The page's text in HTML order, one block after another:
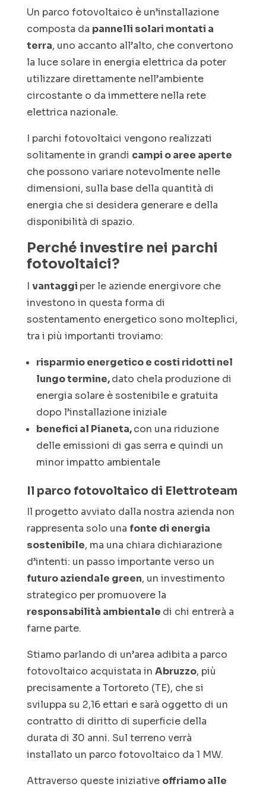
Un parco fotovoltaico è un’installazione
composta da pannelli solari montati a
terra, uno accanto all’alto, che convertono
la luce solare in energia elettrica da poter
utilizzare direttamente nell’ambiente
circostante o da immettere nella rete
elettrica nazionale.
I parchi fotovoltaici vengono realizzati
solitamente in grandi campi o aree aperte
che possono variare notevolmente nelle
dimensioni, sulla base della quantità di
energia che si desidera generare e della
disponibilità di spazio.
Perché investire nei parchi
fotovoltaici?
I vantaggi per le aziende energivore che
investono in questa forma di
sostentamento energetico sono molteplici,
tra i più importanti troviamo:
risparmio energetico e costi ridotti nel
lungo termine,dato chela produzione di
energia solare è sostenibile e gratuita
dopo l’installazione iniziale
benefici al Pianeta,con una riduzione
delle emissioni di gas serra e quindi un
minor impatto ambientale
Il parco fotovoltaico di Elettroteam
Il progetto avviato dalla nostra azienda non
rappresenta solo una fonte di energia
sostenibile, ma una chiara dichiarazione
d’intenti: un passo importante verso un
futuro aziendale green, un investimento
strategico per promuovere la
responsabilità ambientale di chi entrerà a
farne parte.
Stiamo parlando di un’area adibita a parco
fotovoltaico acquistata in Abruzzo, più
precisamente a Tortoreto (TE), che si
sviluppa su 2,16 ettari e sarà oggetto di un
contratto di diritto di superficie della
durata di 30 anni. Sul terreno verrà
installato un parco fotovoltaico da 1 MW.
Attraverso queste iniziative offriamo alle